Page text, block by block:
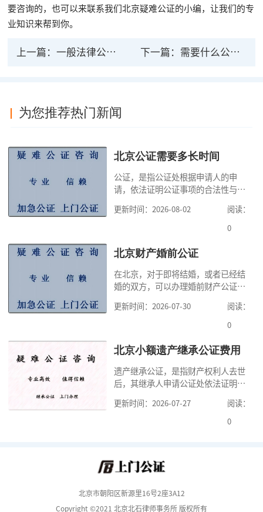
要咨询的，也可以来联系我们北京疑难公证的小编，让我们的专
业知识来帮到你。
上一篇：一般法律公证的流程是怎样的，如何办理 下一篇： 需要什么公证长能受到法律保护
为您推荐热门新闻
北京公证需要多长时间
公证，是指公证处根据申请人的申
请，依法证明公证事项的合法性与真
高公证事项的效力，固定证据，但是
很多人不知道在北京办理公证需要多
家，办理公证的时候除了需要按照公
道北京公证需要什么材料,北京公证需
要多少钱？北京公
更新时间：2026-08-02
阅读：
0
北京财产婚前公证
在北京，对于即将结婚，或者已经结
婚的双方，可以办理婚前财产公证，
式，可以避免个人财产引发的纠纷，
但是，在北京办理婚前财产公证，除
料外，公证咨询告诉大家，我们有必
京婚前财产公证机构？了解这些不仅
有利于我们根
更新时间：2026-07-30
阅读：
0
北京小额遗产继承公证费用
遗产继承公证，是指财产权利人去世
后，其继承人申请公证处依法证明继
的证明活动。通过公证，继承人可以
拿着享有继承权的公证书办理遗产过
费。我们在办理继承公证的时候，需
更新时间：2026-07-27
阅读：
0
北京市朝阳区新源里16号2座3A12
Copyright ©2021 北京北石律师事务所 版权所有